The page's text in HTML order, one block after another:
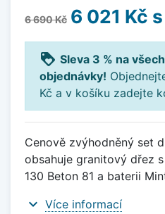
6 690 Kč 6 021 Kč
loyalty Sleva 3 % na
objednávky!
Kč a v košíku zadejte
Cenově zvýhodněný set
obsahuje granitový dřez
130 Beton 81 a baterii
expand_more Více informací